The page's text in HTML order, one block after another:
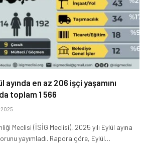
ayında en az 206 işçi yaşamını
toplam 1 566
2025
Meclisi (İSİG Meclisi), 2025 yılı Eylül ayına
yayımladı. Rapora göre, Eylül…